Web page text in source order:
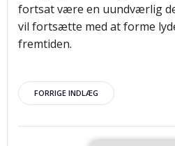
fortsat være en uundværlig
vil fortsætte med at forme
fremtiden.
FORRIGE INDLÆG